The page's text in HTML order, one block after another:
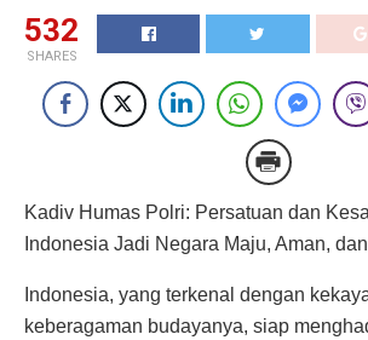
532
SHARES
Kadiv Humas Polri: Persatuan dan
Indonesia Jadi Negara Maju, Aman,
Indonesia, yang terkenal dengan
keberagaman budayanya, siap